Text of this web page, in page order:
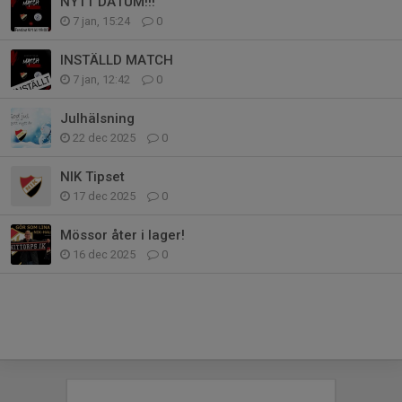
7 jan, 15:24 0
INSTÄLLD MATCH
7 jan, 12:42 0
Julhälsning
22 dec 2025 0
NIK Tipset
17 dec 2025 0
Mössor åter i lager!
16 dec 2025 0